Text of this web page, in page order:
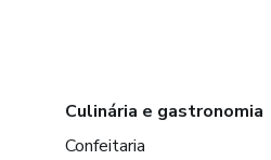
Culinária e gastronomia
Confeitaria